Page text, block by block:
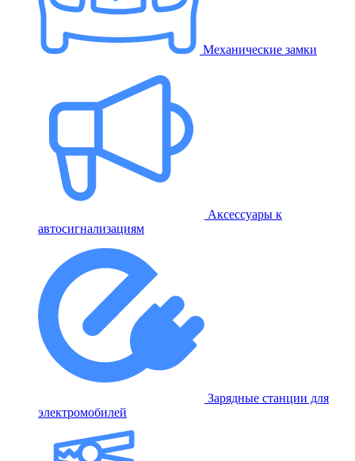
Механические замки
Аксессуары к
автосигнализациям
Зарядные станции для
электромобилей